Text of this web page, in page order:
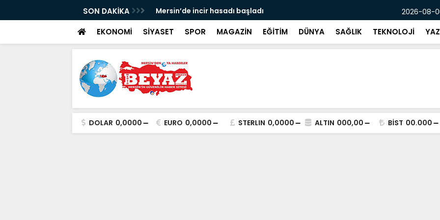
SON DAKİKA Mersin’de incir hasadı başladı Mersin’de
2026-08-
EKONOMİ SİYASET SPOR MAGAZİN EĞİTİM DÜNYA SAĞLIK TEKNOLOJİ
DOLAR 0,0000 EURO 0,0000 STERLIN 0,0000 ALTIN 000,00 BİST 00.000